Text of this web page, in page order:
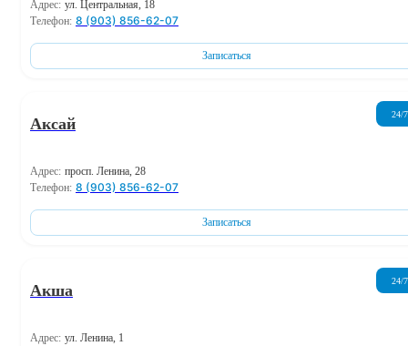
Адрес: ул. Центральная, 18
Телефон: 8 (903) 856-62-07
Записаться
Аксай
24/7
Адрес: просп. Ленина, 28
Телефон: 8 (903) 856-62-07
Записаться
Акша
24/7
Адрес: ул. Ленина, 1